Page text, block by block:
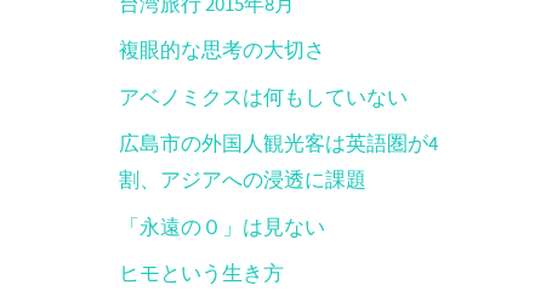
複眼的な思考の大切さ
アベノミクスは何もしていない
広島市の外国人観光客は英語圏が4
割、アジアへの浸透に課題
「永遠の０」は見ない
ヒモという生き方